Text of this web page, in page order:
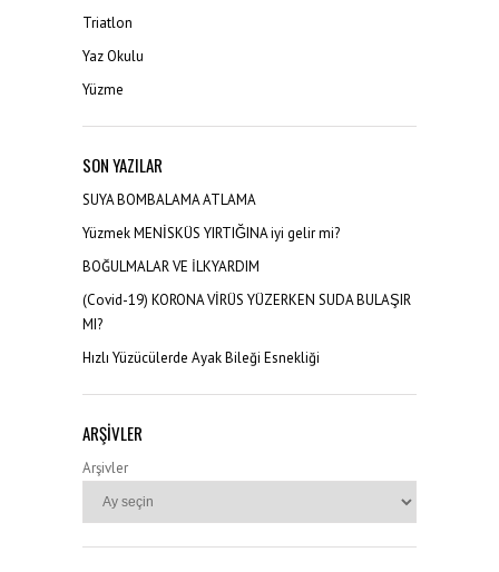
Triatlon
Yaz Okulu
Yüzme
SON YAZILAR
SUYA BOMBALAMA ATLAMA
Yüzmek MENİSKÜS YIRTIĞINA iyi gelir mi?
BOĞULMALAR VE İLKYARDIM
(Covid-19) KORONA VİRÜS YÜZERKEN SUDA BULAŞIR
MI?
Hızlı Yüzücülerde Ayak Bileği Esnekliği
ARŞIVLER
Arşivler